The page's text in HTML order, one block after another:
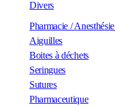
Divers
Pharmacie / Anesthésie
Aiguilles
Boites à déchets
Seringues
Sutures
Pharmaceutique